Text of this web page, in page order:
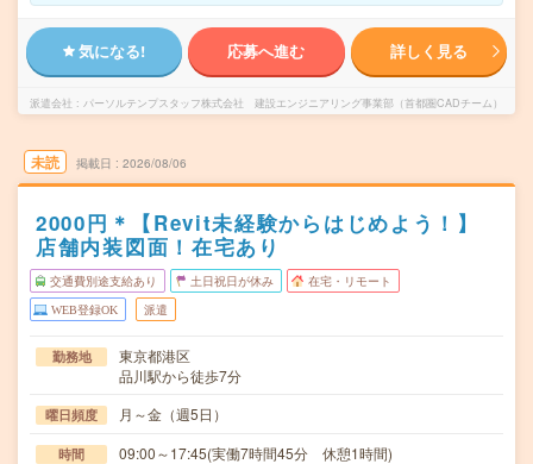
気になる! 応募へ進む 詳しく見る
派遣会社 パーソルテンプスタッフ株式会社 建設エンジニアリング事業部（首都圏CADチーム）
未読 掲載日 2026/08/06
2000円＊【Revit未経験からはじめよう！】
店舗内装図面！在宅あり
交通費別途支給あり 土日祝日が休み 在宅・リモート
WEB登録OK 派遣
勤務地
東京都港区
品川駅から徒歩7分
曜日頻度 月～金（週5日）
時間 09:00～17:45(実働7時間45分 休憩1時間)